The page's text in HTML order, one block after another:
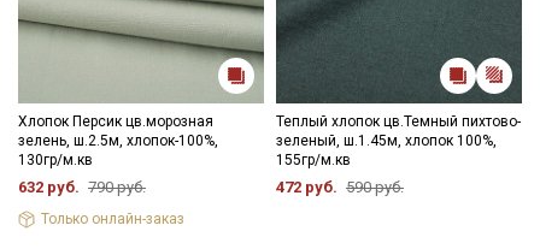
Хлопок Персик цв.морозная
зелень, ш.2.5м, хлопок-100%,
130гр/м.кв
632 руб. 790 руб.
Только онлайн-заказ
Теплый хлопок цв.Темный пихтово-
зеленый, ш.1.45м, хлопок 100%,
155гр/м.кв
472 руб. 590 руб.